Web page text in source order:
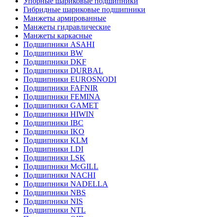
Гибридные шариковые подшипники
Манжеты армированные
Манжеты гидравлические
Манжеты каркасные
Подшипники ASAHI
Подшипники BW
Подшипники DKF
Подшипники DURBAL
Подшипники EUROSNODI
Подшипники FAFNIR
Подшипники FEMINA
Подшипники GAMET
Подшипники HIWIN
Подшипники IBC
Подшипники IKO
Подшипники KLM
Подшипники LDI
Подшипники LSK
Подшипники McGILL
Подшипники NACHI
Подшипники NADELLA
Подшипники NBS
Подшипники NIS
Подшипники NTL